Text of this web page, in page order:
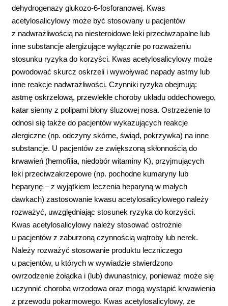
dehydrogenazy glukozo-6-fosforanowej. Kwas
acetylosalicylowy może być stosowany u pacjentów
z nadwrażliwością na niesteroidowe leki przeciwzapalne lub
inne substancje alergizujące wyłącznie po rozważeniu
stosunku ryzyka do korzyści. Kwas acetylosalicylowy może
powodować skurcz oskrzeli i wywoływać napady astmy lub
inne reakcje nadwrażliwości. Czynniki ryzyka obejmują:
astmę oskrzelową, przewlekłe choroby układu oddechowego,
katar sienny z polipami błony śluzowej nosa. Ostrzeżenie to
odnosi się także do pacjentów wykazujących reakcje
alergiczne (np. odczyny skórne, świąd, pokrzywka) na inne
substancje. U pacjentów ze zwiększoną skłonnością do
krwawień (hemofilia, niedobór witaminy K), przyjmujących
leki przeciwzakrzepowe (np. pochodne kumaryny lub
heparynę – z wyjątkiem leczenia heparyną w małych
dawkach) zastosowanie kwasu acetylosalicylowego należy
rozważyć, uwzględniając stosunek ryzyka do korzyści.
Kwas acetylosalicylowy należy stosować ostrożnie
u pacjentów z zaburzoną czynnością wątroby lub nerek.
Należy rozważyć stosowanie produktu leczniczego
u pacjentów, u których w wywiadzie stwierdzono
owrzodzenie żołądka i (lub) dwunastnicy, ponieważ może się
uczynnić choroba wrzodowa oraz mogą wystąpić krwawienia
z przewodu pokarmowego. Kwas acetylosalicylowy, ze